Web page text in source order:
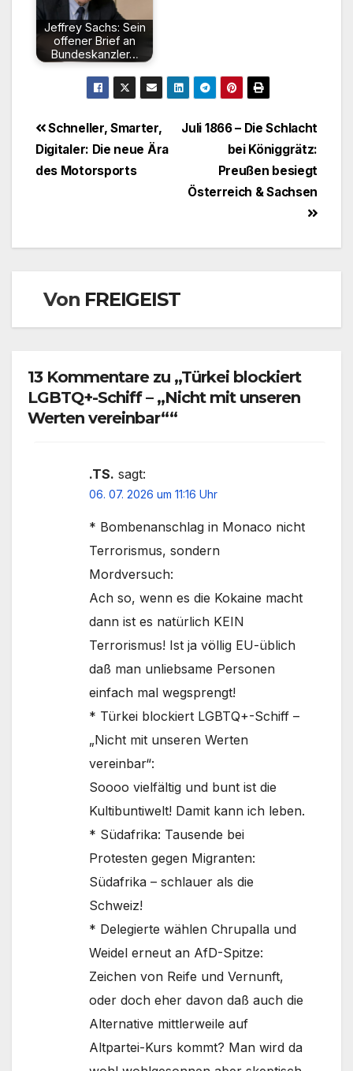
Jeffrey Sachs: Sein
offener Brief an
Bundeskanzler…
Beitragsnavigation
Juli 1866 – Die Schlacht
bei Königgrätz:
Preußen besiegt
Österreich & Sachsen
Schneller, Smarter,
Digitaler: Die neue Ära
des Motorsports
Von FREIGEIST
13 Kommentare zu „Türkei blockiert
LGBTQ+-Schiff – „Nicht mit unseren
Werten vereinbar““
.TS. sagt:
06. 07. 2026 um 11:16 Uhr
* Bombenanschlag in Monaco nicht
Terrorismus, sondern
Mordversuch:
Ach so, wenn es die Kokaine macht
dann ist es natürlich KEIN
Terrorismus! Ist ja völlig EU-üblich
daß man unliebsame Personen
einfach mal wegsprengt!
* Türkei blockiert LGBTQ+-Schiff –
„Nicht mit unseren Werten
vereinbar“:
Soooo vielfältig und bunt ist die
Kultibuntiwelt! Damit kann ich leben.
* Südafrika: Tausende bei
Protesten gegen Migranten:
Südafrika – schlauer als die
Schweiz!
* Delegierte wählen Chrupalla und
Weidel erneut an AfD-Spitze:
Zeichen von Reife und Vernunft,
oder doch eher davon daß auch die
Alternative mittlerweile auf
Altpartei-Kurs kommt? Man wird da